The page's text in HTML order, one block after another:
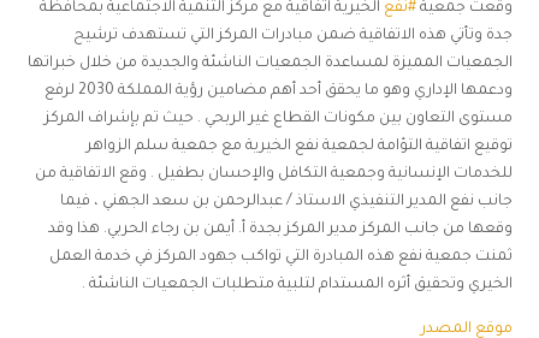
وقعت جمعية #نفع الخيرية اتفاقية مع مركز التنمية الاجتماعية بمحافظة
جدة وتأتي هذه الاتفاقية ضمن مبادرات المركز التي تستهدف ترشيح
الجمعيات المميزة لمساعدة الجمعيات الناشئة والجديدة من خلال خبراتها
ودعمها الإداري وهو ما يحقق أحد أهم مضامين رؤية المملكة 2030 لرفع
مستوى التعاون بين مكونات القطاع غير الربحي . حيث تم بإشراف المركز
توقيع اتفاقية التؤامة لجمعية نفع الخيرية مع جمعية سلم الزواهر
للخدمات الإنسانية وجمعية التكافل والإحسان بطفيل . وقع الاتفاقية من
جانب نفع المدير التنفيذي الاستاذ / عبدالرحمن بن سعد الجهني ، فيما
وقعها من جانب المركز مدير المركز بجدة أ. أيمن بن رجاء الحربي. هذا وقد
ثمنت جمعية نفع هذه المبادرة التي تواكب جهود المركز في خدمة العمل
الخيري وتحقيق أثره المستدام لتلبية متطلبات الجمعيات الناشئة .
موقع المصدر